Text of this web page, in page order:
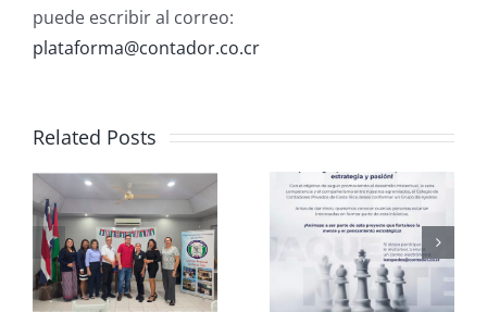
puede escribir al correo:
plataforma@contador.co.cr
Related Posts
Club de
Ajedrez
CCPCR
Informa